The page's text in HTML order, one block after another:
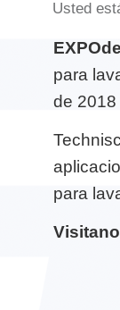
Usted
para
de 2018
para